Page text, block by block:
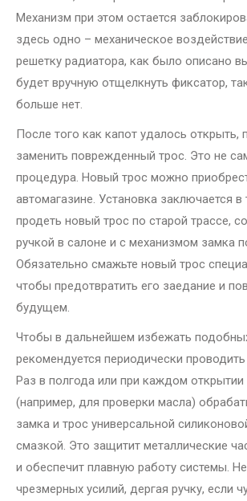
Механизм при этом остается
здесь одно – механическое
решетку радиатора, как было описано
будет вручную отщелкнуть фиксатор,
больше нет.
После того как капот удалось открыть,
заменить поврежденный трос. Это не
процедура. Новый трос можно
автомагазине. Установка заключается
продеть новый трос по старой трассе,
ручкой в салоне и с механизмом замка
Обязательно смажьте новый трос
чтобы предотвратить его заедание и
будущем.
Чтобы в дальнейшем избежать
рекомендуется периодически
Раз в полгода или при каждом открытии
(например, для проверки масла)
замка и трос универсальной
смазкой. Это защитит металлические
и обеспечит плавную работу системы.
чрезмерных усилий, дергая ручку, если